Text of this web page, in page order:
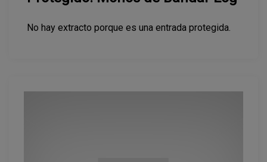
No hay extracto porque es una entrada protegida.